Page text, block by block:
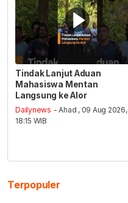
Tindak Lanjut Aduan
Mahasiswa Mentan
Langsung ke Alor
Dailynews - Ahad , 09 Aug 2026,
18:15 WIB
Terpopuler